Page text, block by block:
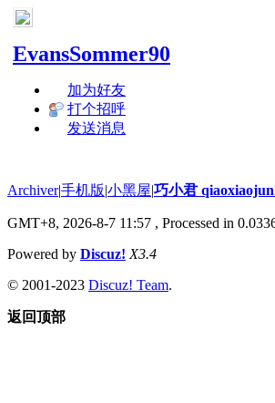
EvansSommer90
加为好友
打个招呼
发送消息
Archiver|手机版|小黑屋|巧小君
GMT+8, 2026-8-7 11:57 , Processed in
Powered by Discuz! X3.4
© 2001-2023 Discuz! Team.
返回顶部